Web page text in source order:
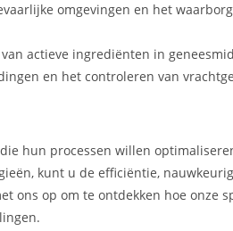
omgevingen en het
actieve ingrediënten in
en het controleren van
hun processen willen
kunt u de efficiëntie,
ons op om te ontdekken hoe onze